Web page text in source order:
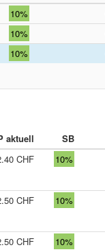
10%
10%
10%
aktuell SB
CHF 10%
CHF 10%
CHF 10%